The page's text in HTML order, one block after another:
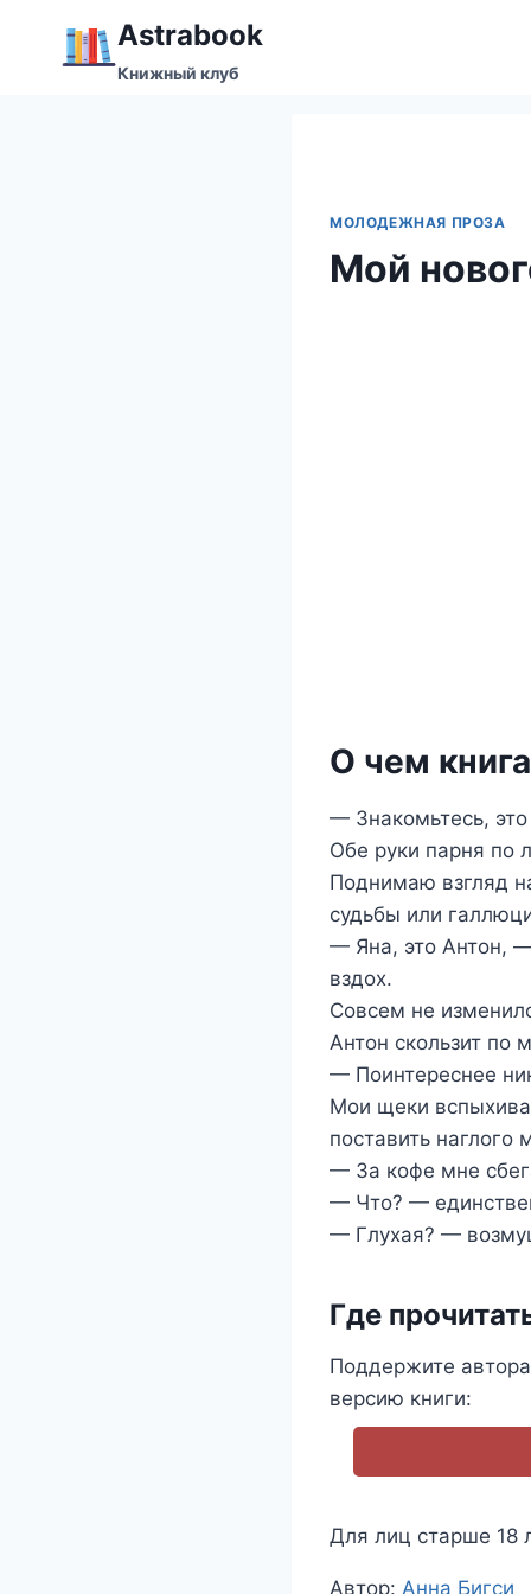
содержимому
Аstrabook
Книжный клуб
МОЛОДЕЖНАЯ ПРОЗА
Мой
О чем
— Знакомьтесь,
Обе руки парня по
Поднимаю взгляд
судьбы или
— Яна, это Антон, —
вздох.
Совсем не
Антон скользит по
— Поинтереснее
Мои щеки
поставить
— За кофе мне
— Что? —
— Глухая? —
Где
Поддержите
версию книги:
Для лиц старше 18
Метки
Автор: Анна Бигси